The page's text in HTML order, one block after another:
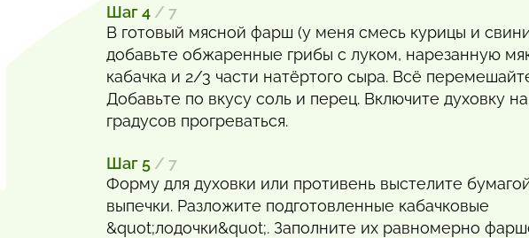
Шаг 4 / 7
В готовый мясной фарш (у меня смесь курицы и
добавьте обжаренные грибы с луком, нарезанную
кабачка и 2/3 части натёртого сыра. Всё
Добавьте по вкусу соль и перец. Включите духовку
градусов прогреваться.
Шаг 5 / 7
Форму для духовки или противень выстелите
выпечки. Разложите подготовленные кабачковые
&quot;лодочки&quot;. Заполните их равномерно